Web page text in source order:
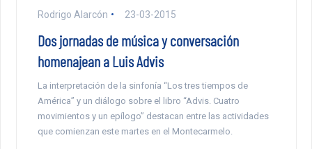
Rodrigo Alarcón 23-03-2015
Dos jornadas de música y conversación
homenajean a Luis Advis
La interpretación de la sinfonía “Los tres tiempos de
América” y un diálogo sobre el libro “Advis. Cuatro
movimientos y un epílogo” destacan entre las actividades
que comienzan este martes en el Montecarmelo.